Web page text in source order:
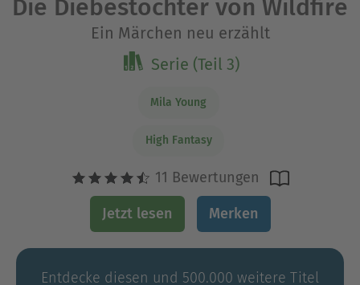
Die Diebestochter von Wildfire
Ein Märchen neu erzählt
Serie (Teil 3)
Mila Young
High Fantasy
11 Bewertungen
Jetzt lesen Merken
Entdecke diesen und 500.000 weitere Titel